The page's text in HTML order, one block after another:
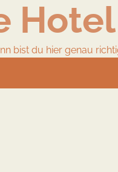
Hotel
du hier genau